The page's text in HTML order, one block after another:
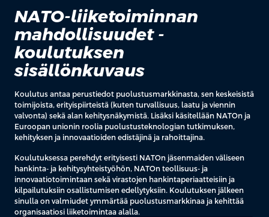
NATO-liiketoiminnan
mahdollisuudet -
koulutuksen
sisällönkuvaus
Koulutus antaa perustiedot puolustusmarkkinasta, sen keskeisistä
toimijoista, erityispiirteistä (kuten turvallisuus, laatu ja viennin
valvonta) sekä alan kehitysnäkymistä. Lisäksi käsitellään NATOn ja
Euroopan unionin roolia puolustusteknologian tutkimuksen,
kehityksen ja innovaatioiden edistäjinä ja rahoittajina.
Koulutuksessa perehdyt erityisesti NATOn jäsenmaiden väliseen
hankinta- ja kehitysyhteistyöhön, NATOn teollisuus- ja
innovaatiotoimintaan sekä virastojen hankintaperiaatteisiin ja
kilpailutuksiin osallistumisen edellytyksiin. Koulutuksen jälkeen
sinulla on valmiudet ymmärtää puolustusmarkkinaa ja kehittää
organisaatiosi liiketoimintaa alalla.